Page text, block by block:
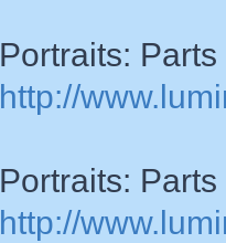
Portraits:
http://
Portraits:
http://